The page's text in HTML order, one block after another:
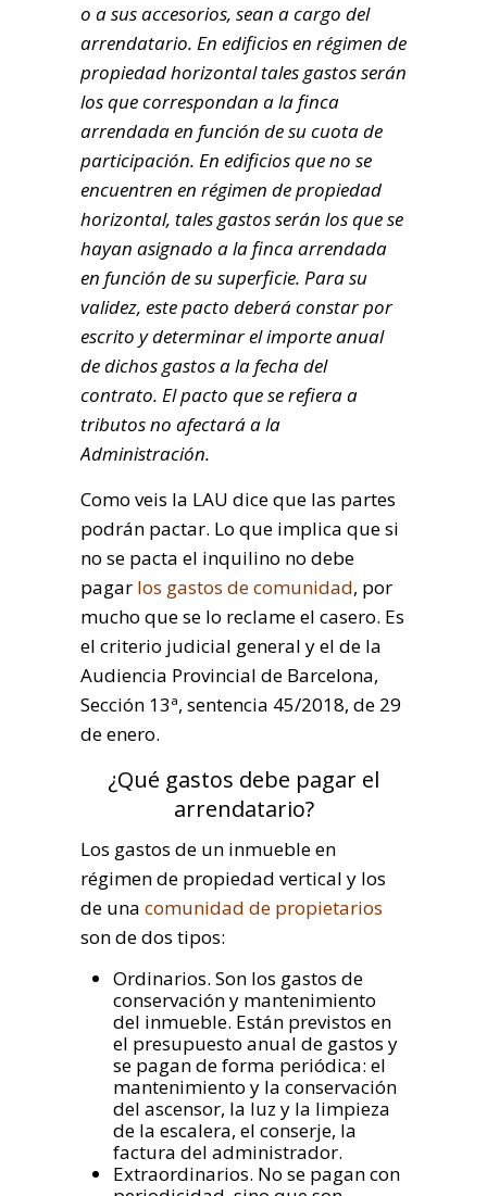
o a sus accesorios, sean a cargo del
arrendatario. En edificios en régimen de
propiedad horizontal tales gastos serán
los que correspondan a la finca
arrendada en función de su cuota de
participación. En edificios que no se
encuentren en régimen de propiedad
horizontal, tales gastos serán los que se
hayan asignado a la finca arrendada
en función de su superficie. Para su
validez, este pacto deberá constar por
escrito y determinar el importe anual
de dichos gastos a la fecha del
contrato. El pacto que se refiera a
tributos no afectará a la
Administración.
Como veis la LAU dice que las partes
podrán pactar. Lo que implica que si
no se pacta el inquilino no debe
pagar los gastos de comunidad, por
mucho que se lo reclame el casero. Es
el criterio judicial general y el de la
Audiencia Provincial de Barcelona,
Sección 13ª, sentencia 45/2018, de 29
de enero.
¿Qué gastos debe pagar el
arrendatario?
Los gastos de un inmueble en
régimen de propiedad vertical y los
de una comunidad de propietarios
son de dos tipos:
Ordinarios. Son los gastos de
conservación y mantenimiento
del inmueble. Están previstos en
el presupuesto anual de gastos y
se pagan de forma periódica: el
mantenimiento y la conservación
del ascensor, la luz y la limpieza
de la escalera, el conserje, la
factura del administrador.
Extraordinarios. No se pagan con